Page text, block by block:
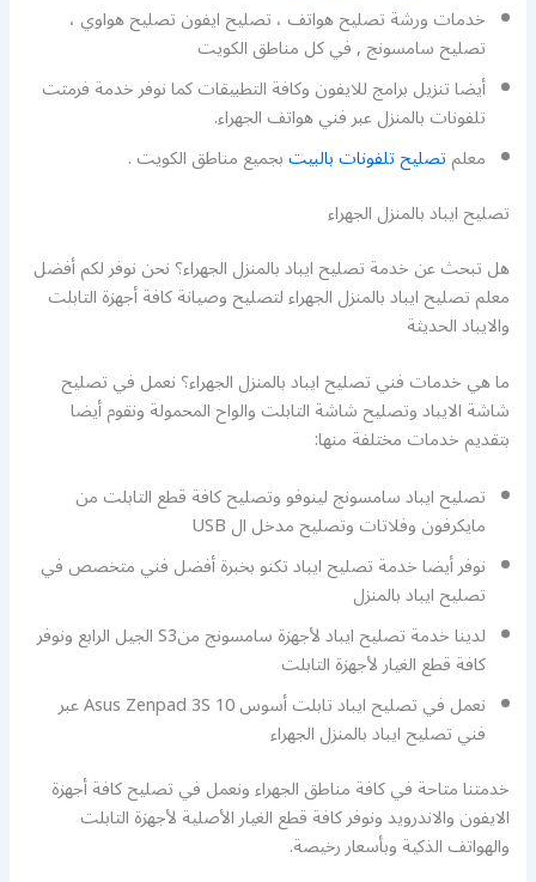
خدمات ورشة تصليح هواتف ، تصليح ايفون تصليح هواوي ،
تصليح سامسونج , في كل مناطق الكويت
أيضا تنزيل برامج للايفون وكافة التطبيقات كما نوفر خدمة فرمتت
تلفونات بالمنزل عبر فني هواتف الجهراء.
معلمتصليح تلفونات بالبيتبجميع مناطق الكويت .
تصليح ايباد بالمنزل الجهراء
هل تبحث عن خدمة تصليح ايباد بالمنزل الجهراء؟ نحن نوفر لكم أفضل
معلم تصليح ايباد بالمنزل الجهراء لتصليح وصيانة كافة أجهزة التابلت
والايباد الحديثة
ما هي خدمات فني تصليح ايباد بالمنزل الجهراء؟ نعمل في تصليح
شاشة الايباد وتصليح شاشة التابلت والواح المحمولة ونقوم أيضا
بتقديم خدمات مختلفة منها:
تصليح ايباد سامسونج لينوفو وتصليح كافة قطع التابلت من
مايكرفون وفلاتات وتصليح مدخل ال USB
نوفر أيضا خدمة تصليح ايباد تكنو بخبرة أفضل فني متخصص في
تصليح ايباد بالمنزل
لدينا خدمة تصليح ايباد لأجهزة سامسونج منS3 الجيل الرابع ونوفر
كافة قطع الغيار لأجهزة التابلت
نعمل في تصليح ايباد تابلت أسوس Asus Zenpad 3S 10 عبر
فني تصليح ايباد بالمنزل الجهراء
خدمتنا متاحة في كافة مناطق الجهراء ونعمل في تصليح كافة أجهزة
الايفون والاندرويد ونوفر كافة قطع الغيار الأصلية لأجهزة التابلت
والهواتف الذكية وبأسعار رخيصة.